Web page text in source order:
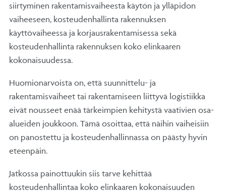
siirtyminen rakentamisvaiheesta käytön ja ylläpidon
vaiheeseen, kosteudenhallinta rakennuksen
käyttövaiheessa ja korjausrakentamisessa sekä
kosteudenhallinta rakennuksen koko elinkaaren
kokonaisuudessa.
Huomionarvoista on, että suunnittelu- ja
rakentamisvaiheet tai rakentamiseen liittyvä logistiikka
eivät nousseet enää tärkeimpien kehitystä vaativien osa-
alueiden joukkoon. Tämä osoittaa, että näihin vaiheisiin
on panostettu ja kosteudenhallinnassa on päästy hyvin
eteenpäin.
Jatkossa painottuukin siis tarve kehittää
kosteudenhallintaa koko elinkaaren kokonaisuuden